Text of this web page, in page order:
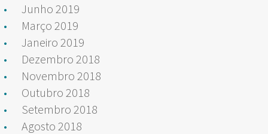
Junho 2019
Março 2019
Janeiro 2019
Dezembro 2018
Novembro 2018
Outubro 2018
Setembro 2018
Agosto 2018